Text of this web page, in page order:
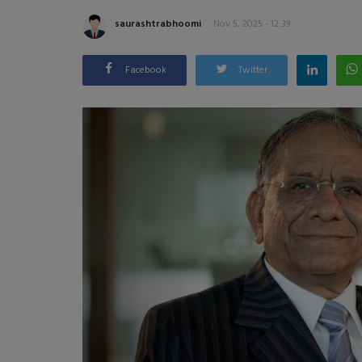
saurashtrabhoomi Nov 5, 2025 - 12:39
Facebook Twitter